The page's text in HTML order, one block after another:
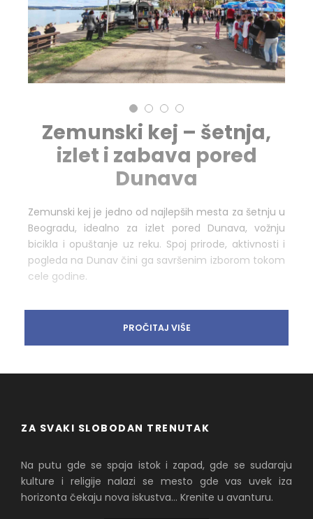
Zemunski kej – šetnja,
izlet i zabava pored
Dunava
Zemunski kej je jedno od najlepših mesta za šetnju u
Beogradu, idealno za izlet pored Dunava, vožnju
bicikla i opuštanje uz reku. Spoj prirode, aktivnosti i
pogleda na Dunav čini ga savršenim izborom tokom
cele godine.
PROČITAJ VIŠE
ZA SVAKI SLOBODAN TRENUTAK
Na putu gde se spaja istok i zapad, gde se sudaraju
kulture i religije nalazi se mesto gde vas uvek iza
horizonta čekaju nova iskustva... Krenite u avanturu.